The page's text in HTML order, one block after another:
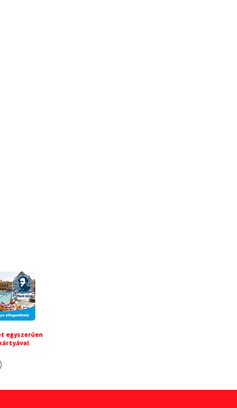
egyszerűen
kártyával